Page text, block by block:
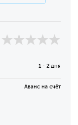
1 - 2 дня
Аванс на счёт